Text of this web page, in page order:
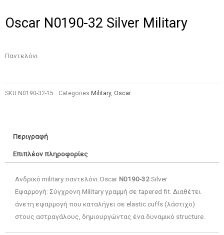
Oscar N0190-32 Silver Military
Παντελόνι
SKU Ν0190-32-15 Categories Military, Oscar
Περιγραφή
Επιπλέον πληροφορίες
Ανδρικό military παντελόνι OscarN0190-32Silver
Εφαρμογή: Σύγχρονη Military γραμμή σε tapered fit. Διαθέτει
άνετη εφαρμογή που καταλήγει σε elastic cuffs (λάστιχο)
στους αστραγάλους, δημιουργώντας ένα δυναμικό structure.